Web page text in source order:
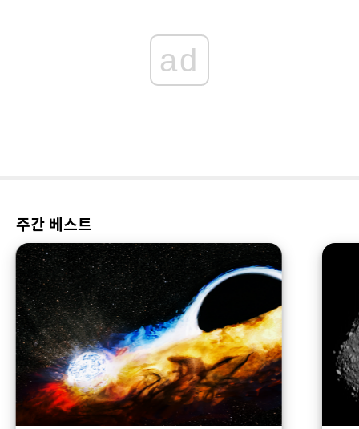
ad
주간 베스트